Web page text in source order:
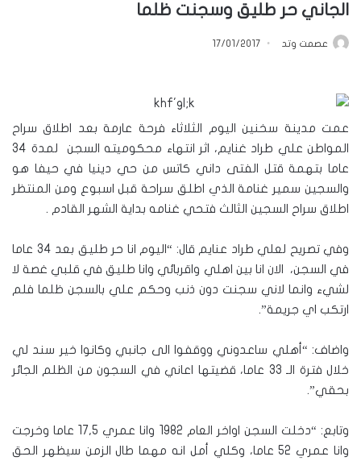
الجاني حر طليق وسجنت ظلما
عصمت وتد 17/01/2017
عمت مدينة سخنين اليوم الثلاثاء فرحة عارمة بعد اطلاق سراح
المواطن علي طراد غنايم، اثر انتهاء محكوميته السجن لمدة 34
عاما بتهمة قتل الفتى داني كاتس من حي دينيا في حيفا هو
والسجين سمير غنامة الذي اطلق سراحة قبل اسبوع ومن المنتظر
اطلاق سراح السجين الثالث فتحي غنامه بداية الشهر القادم .
وفي تصريح لعلي طراد عنايم قال: “اليوم انا حر طليق بعد 34 عاما
في السجن، الان انا بين اهلي واقربائي وانا طليق في قلبي غصة لا
لشيء وانما لاني سجنت دون ذنب وحكم علي بالسجن ظلما فلم
ارتكب اي جريمة”.
واضاف: “أهلي ساعدوني ووقفوا الى جانبي وكانوا خير سند لي
خلال فترة الـ 33 عاما، قضيتها اعاني في السجون من الظلم الجائر
بحقي”.
وتابع: “دخلت السجن اواخر العام 1982 وانا عمري 17,5 عاما وخرجت
وانا عمري 52 عاما، وكلي أمل انه مهما طال الزمن سيظهر الحق